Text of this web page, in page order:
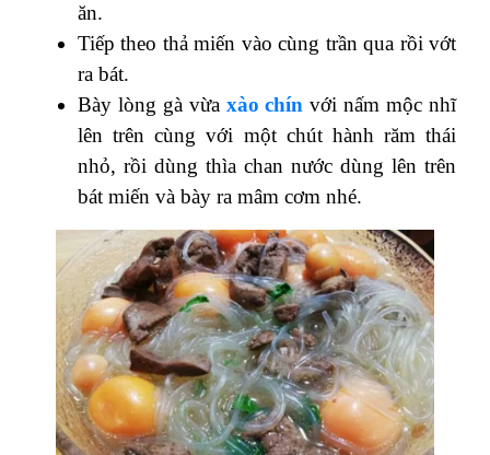
ăn.
Tiếp theo thả miến vào cùng trần qua rồi vớt
ra bát.
Bày lòng gà vừa xào chín với nấm mộc nhĩ
lên trên cùng với một chút hành răm thái
nhỏ, rồi dùng thìa chan nước dùng lên trên
bát miến và bày ra mâm cơm nhé.